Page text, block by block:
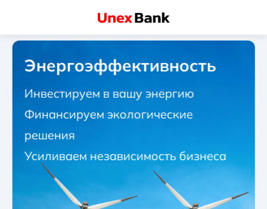
Энергоэффективность
Инвестируем в вашу энергию
Финансируем экологические
решения
Усиливаем независимость бизнеса